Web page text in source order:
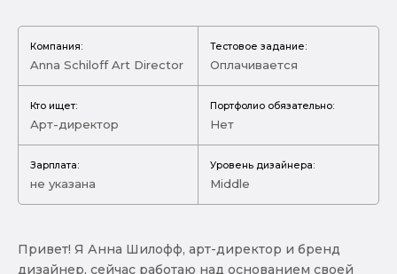
Компания:
Anna Schiloff Art Director
Тестовое задание:
Оплачивается
Кто ищет:
Арт-директор
Портфолио обязательно:
Нет
Зарплата:
не указана
Уровень дизайнера:
Middle
Привет! Я Анна Шилофф, арт-директор и бренд
дизайнер, сейчас работаю над основанием своей